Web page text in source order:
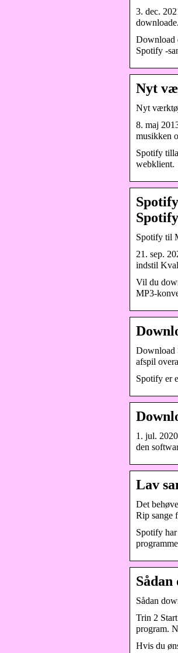
3. dec.
Download
Spotify -
Nyt
Nyt
8. maj
musikken
Spotify
webklient.
Spotify til
21. sep.
indstil
Vil du
MP3-
Download
afspil
Spotify er
1. jul.
den
Lav
Det
Rip sange
Spotify
Sådan
Trin 2
program.
Hvis du